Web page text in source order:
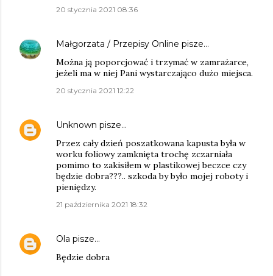
20 stycznia 2021 08:36
Małgorzata / Przepisy Online pisze…
Można ją poporcjować i trzymać w zamrażarce,
jeżeli ma w niej Pani wystarczająco dużo miejsca.
20 stycznia 2021 12:22
Unknown pisze…
Przez cały dzień poszatkowana kapusta była w
worku foliowy zamknięta trochę zczarniała
pomimo to zakisiłem w plastikowej beczce czy
będzie dobra???.. szkoda by było mojej roboty i
pieniędzy.
21 października 2021 18:32
Ola pisze…
Będzie dobra